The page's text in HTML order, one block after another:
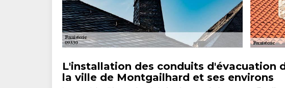
L'installation des conduits d'évacuation
la ville de Montgailhard et ses environs